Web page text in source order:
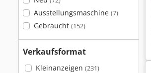
Ausstellungsmaschine (7)
Gebraucht (152)
Verkaufsformat
Kleinanzeigen (231)